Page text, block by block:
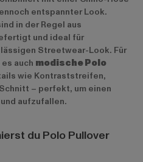
entspannter Look.
in der Regel aus
und ideal für
Streetwear-Look. Für
auch modische Polo
wie Kontraststreifen,
– perfekt, um einen
aufzufallen.
du Polo Pullover